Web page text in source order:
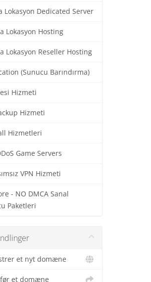
Lokasyon Dedicated Server
Lokasyon Hosting
Lokasyon Reseller Hosting
(Sunucu Barındırma)
Hizmeti
Hizmeti
Hizmetleri
Game Servers
VPN Hizmeti
- NO DMCA Sanal
Paketleri
et nyt domæne
et domæne